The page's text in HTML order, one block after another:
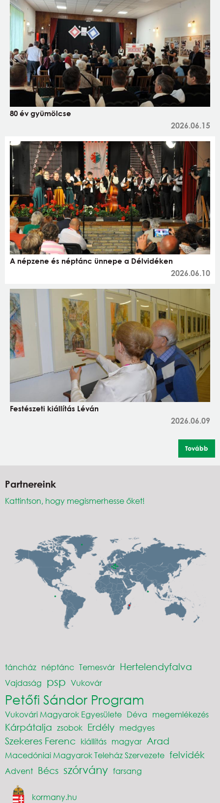
80 év gyümölcse
2026.06.15
A népzene és néptánc ünnepe a Délvidéken
2026.06.10
Festészeti kiállítás Léván
2026.06.09
Tovább
Partnereink
Kattintson, hogy megismerhesse őket!
táncház néptánc Temesvár Hertelendyfalva
Vajdaság psp Vukovár
Petőfi Sándor Program
Vukovári Magyarok Egyesülete Déva megemlékezés
Kárpátalja zsobok Erdély medgyes
Szekeres Ferenc kiállítás magyar Arad
Macedóniai Magyarok Teleház Szervezete felvidék
Advent Bécs szórvány farsang
kormany.hu